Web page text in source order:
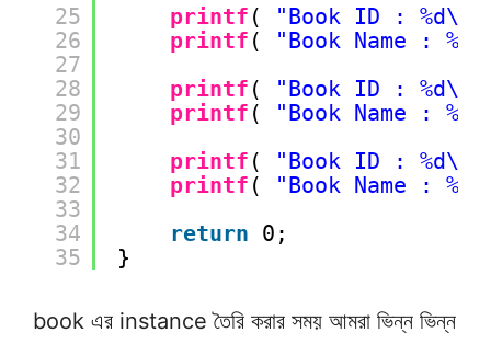
25
26
27
28
29
30
31
32
33
34
35
printf ( "Book ID : %d\n"
printf (
"Book Name :
printf ( "Book ID : %d\n"
printf (
"Book Name :
printf ( "Book ID : %d\n"
printf (
"Book Name :
return 0;
}
book এর instance তৈরি করার সময় আমরা ভিন্ন ভিন্ন